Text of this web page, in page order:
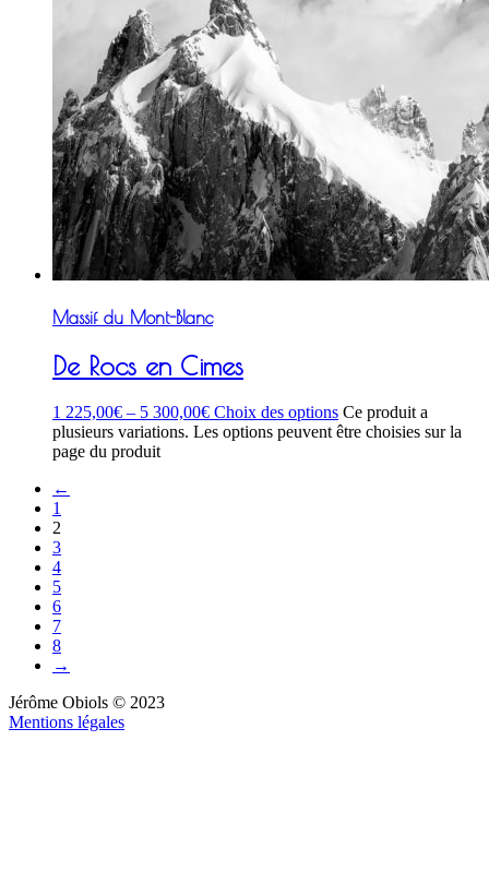
Massif du Mont-Blanc
De Rocs en Cimes
1 225,00€ – 5 300,00€ Choix des options Ce produit a
plusieurs variations. Les options peuvent être choisies sur la
page du produit
←
1
2
3
4
5
6
7
8
→
Jérôme Obiols © 2023
Mentions légales